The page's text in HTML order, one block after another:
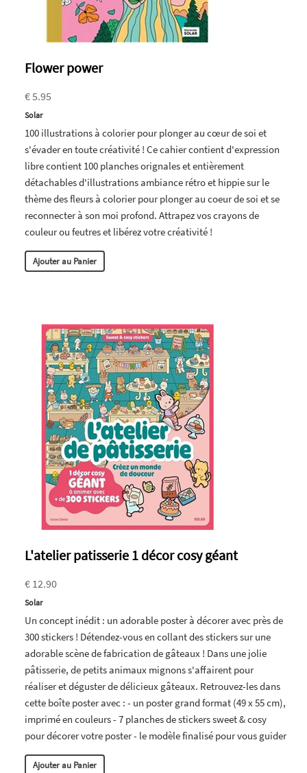
Flower power
€ 5.95
Solar
100 illustrations à colorier pour plonger au cœur de soi et
s'évader en toute créativité ! Ce cahier contient d'expression
libre contient 100 planches orignales et entièrement
détachables d'illustrations ambiance rétro et hippie sur le
thème des fleurs à colorier pour plonger au coeur de soi et se
reconnecter à son moi profond. Attrapez vos crayons de
couleur ou feutres et libérez votre créativité !
Ajouter au Panier
L'atelier patisserie 1 décor cosy géant
€ 12.90
Solar
Un concept inédit : un adorable poster à décorer avec près de
300 stickers ! Détendez-vous en collant des stickers sur une
adorable scène de fabrication de gâteaux ! Dans une jolie
pâtisserie, de petits animaux mignons s'affairent pour
réaliser et déguster de délicieux gâteaux. Retrouvez-les dans
cette boîte poster avec : - un poster grand format (49 x 55 cm),
imprimé en couleurs - 7 planches de stickers sweet & cosy
pour décorer votre poster - le modèle finalisé pour vous guider
Ajouter au Panier